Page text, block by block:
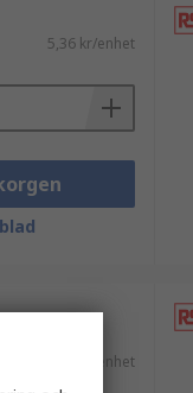
5,36 kr/enhet
2 550,25 kr/enhet